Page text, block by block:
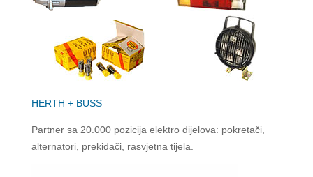
HERTH + BUSS
Partner sa 20.000 pozicija elektro dijelova: pokretači,
alternatori, prekidači, rasvjetna tijela.